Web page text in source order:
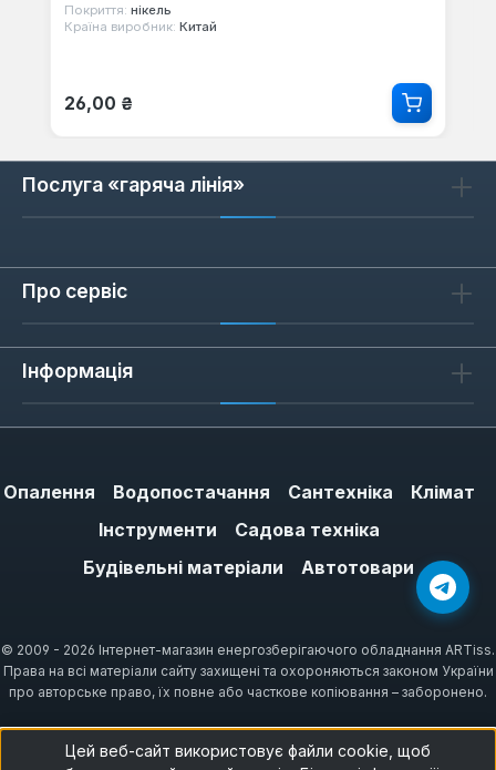
Покриття: нікель
Країна виробник: Китай
Звичайна ціна:
26,00 ₴
Послуга «гаряча лінія»
Про сервіс
Інформація
Опалення Водопостачання Сантехніка
Клімат
Інструменти
Садова техніка
Будівельні матеріали
Автотовари
© 2009 - 2026 Інтернет-магазин енергозберігаючого обладнання ARTiss.
Права на всі матеріали сайту захищені та охороняються законом України
про авторське право, їх повне або часткове копіювання – заборонено.
Цей веб-сайт використовує файли cookie, щоб